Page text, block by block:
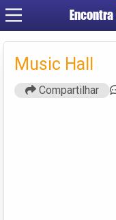
Encontra
Music Hall
Compartilhar